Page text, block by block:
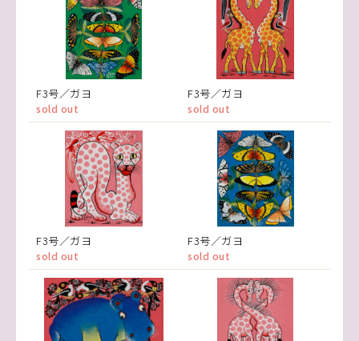
F3号／ガヨ
sold out
F3号／ガヨ
sold out
F3号／ガヨ
sold out
F3号／ガヨ
sold out